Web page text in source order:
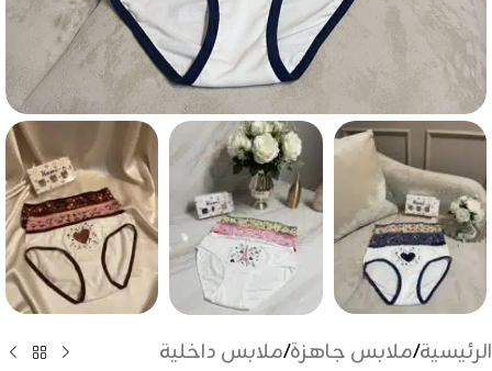
الرئيسية/ملابس جاهزة/ملابس داخلية